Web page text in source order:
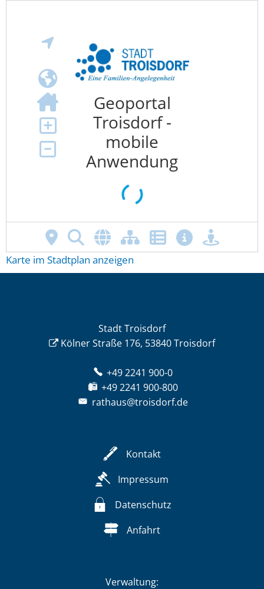
Karte im Stadtplan anzeigen
Stadt Troisdorf
Kölner Straße 176, 53840 Troisdorf
+49 2241 900-0
+49 2241 900-800
rathaus@troisdorf.de
Kontakt
Impressum
Datenschutz
Anfahrt
Verwaltung: